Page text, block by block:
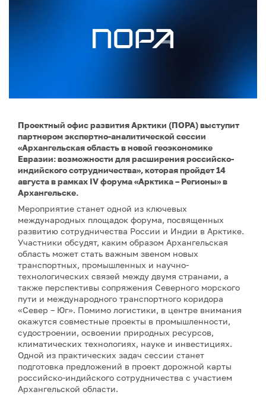
Проектный офис развития Арктики (ПОРА) выступит
партнером экспертно-аналитической сессии
«Архангельская область в новой геоэкономике
Евразии: возможности для расширения российско-
индийского сотрудничества», которая пройдет 14
августа в рамках IV форума «Арктика – Регионы» в
Архангельске.
Мероприятие станет одной из ключевых
международных площадок форума, посвященных
развитию сотрудничества России и Индии в Арктике.
Участники обсудят, каким образом Архангельская
область может стать важным звеном новых
транспортных, промышленных и научно-
технологических связей между двумя странами, а
также перспективы сопряжения Северного морского
пути и международного транспортного коридора
«Север – Юг». Помимо логистики, в центре внимания
окажутся совместные проекты в промышленности,
судостроении, освоении природных ресурсов,
климатических технологиях, науке и инвестициях.
Одной из практических задач сессии станет
подготовка предложений в проект дорожной карты
российско-индийского сотрудничества с участием
Архангельской области.